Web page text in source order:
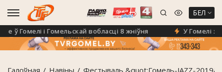
БЕЛ
і Гомельскай вобласці 8 жніўня У Гомелі